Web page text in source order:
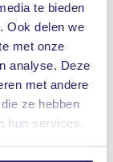
te bieden
Ook delen we
met onze
analyse. Deze
met andere
ze hebben
hun services.
die
–